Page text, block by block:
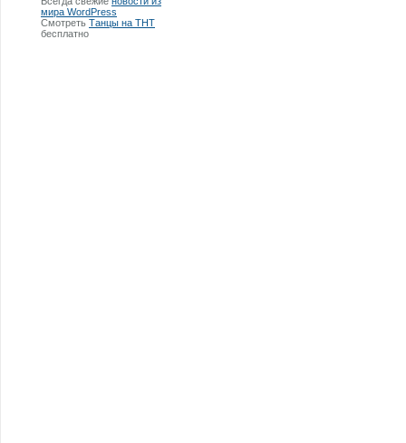
мира WordPress
Смотреть Танцы на ТНТ
бесплатно